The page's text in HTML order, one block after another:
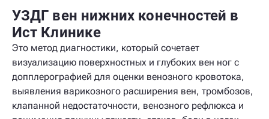
УЗДГ вен нижних конечностей в
Ист Клинике
Это метод диагностики, который сочетает
визуализацию поверхностных и глубоких вен ног с
допплерографией для оценки венозного кровотока,
выявления варикозного расширения вен, тромбозов,
клапанной недостаточности, венозного рефлюкса и